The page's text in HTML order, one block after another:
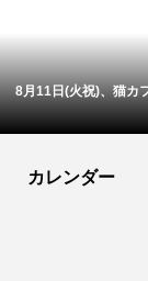
8月11日(火祝)、猫カ
カレンダー